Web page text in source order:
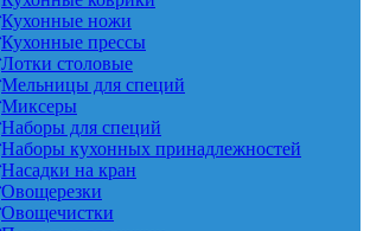
Кухонные ножи
Кухонные прессы
Лотки столовые
Мельницы для специй
Миксеры
Наборы для специй
Наборы кухонных принадлежностей
Насадки на кран
Овощерезки
Овощечистки